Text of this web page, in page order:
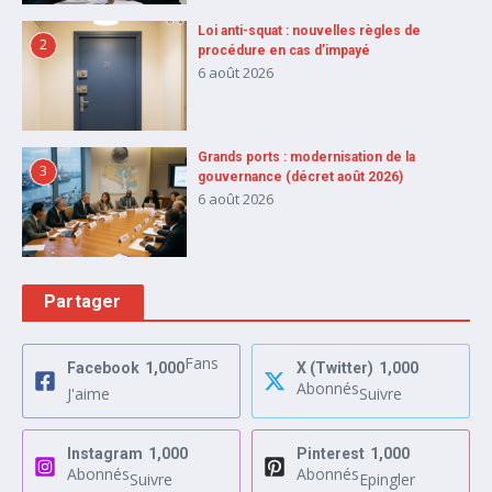
2
Loi anti-squat : nouvelles règles de
procédure en cas d’impayé
6 août 2026
3
Grands ports : modernisation de la
gouvernance (décret août 2026)
6 août 2026
Partager
Facebook 1,000Fans
J'aime
X (Twitter) 1,000
AbonnésSuivre
Instagram 1,000
AbonnésSuivre
Pinterest 1,000
AbonnésEpingler